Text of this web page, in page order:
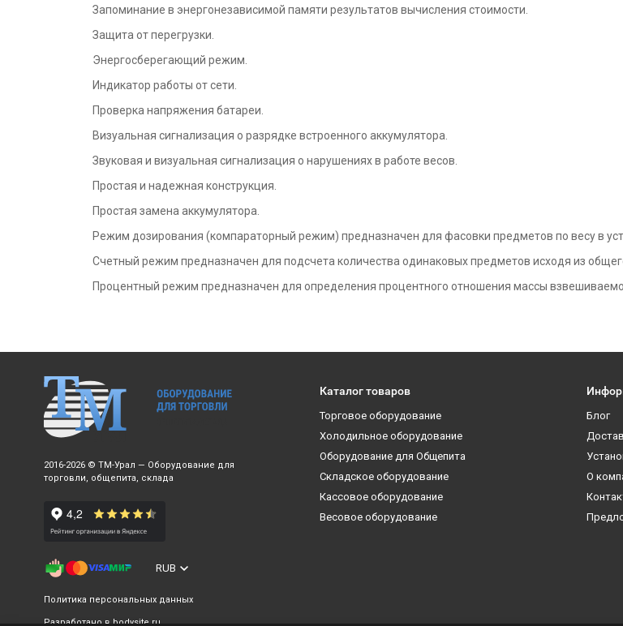
Запоминание в энергонезависимой памяти результатов вычисления стоимости.
Защита от перегрузки.
Энергосберегающий режим.
Индикатор работы от сети.
Проверка напряжения батареи.
Визуальная сигнализация о разрядке встроенного аккумулятора.
Звуковая и визуальная сигнализация о нарушениях в работе весов.
Простая и надежная конструкция.
Простая замена аккумулятора.
Режим дозирования (компараторный режим) предназначен для фасовки предметов по весу в
Счетный режим предназначен для подсчета количества одинаковых предметов исходя из
Процентный режим предназначен для определения процентного отношения массы
2016-2026 © ТМ-Урал — Оборудование для
торговли, общепита, склада
RUB
Политика персональных данных
Разработано в bodysite.ru
Каталог товаров
Торговое оборудование
Холодильное оборудование
Оборудование для Общепита
Складское оборудование
Кассовое оборудование
Весовое оборудование
Блог
О